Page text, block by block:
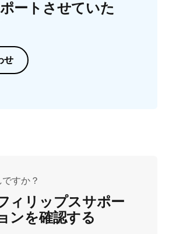
ートさせていた
せ
すか？
ィリップスサポー
ンを確認する